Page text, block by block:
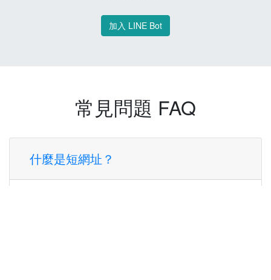
加入 LINE Bot
常見問題 FAQ
什麼是短網址？